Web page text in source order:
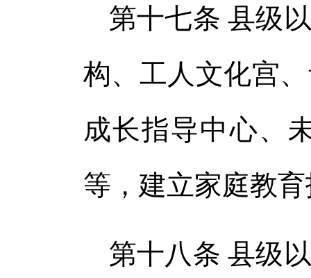
第十七条 县级
构、工人文化宫
成长指导中心、
等，建立家庭教
第十八条 县级